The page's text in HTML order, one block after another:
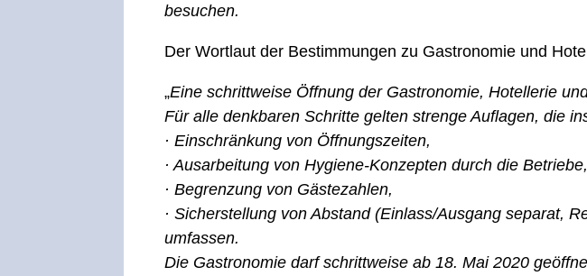
besuchen.
Der Wortlaut der Bestimmungen zu Gastronomie und
„Eine schrittweise Öffnung der Gastronomie, Hotellerie
Für alle denkbaren Schritte gelten strenge Auflagen, die
· Einschränkung von Öffnungszeiten,
· Ausarbeitung von Hygiene-Konzepten durch die Betriebe,
· Begrenzung von Gästezahlen,
· Sicherstellung von Abstand (Einlass/Ausgang separat,
umfassen.
Die Gastronomie darf schrittweise ab 18. Mai 2020